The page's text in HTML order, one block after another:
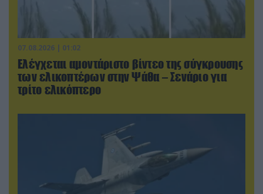
07.08.2026 | 01:02
Ελέγχεται αμοντάριστο βίντεο της σύγκρουσης
των ελικοπτέρων στην Ψάθα – Σενάριο για
τρίτο ελικόπτερο